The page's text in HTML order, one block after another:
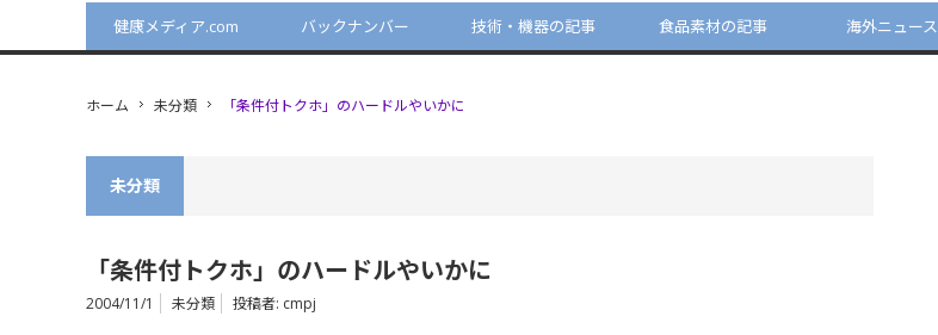
健康メディア.com バックナンバー 技術・機器の記事 食品素材の記事 海外ニュース
ホーム 未分類 「条件付トクホ」のハードルやいかに
未分類
「条件付トクホ」のハードルやいかに
2004/11/1 未分類 投稿者: cmpj